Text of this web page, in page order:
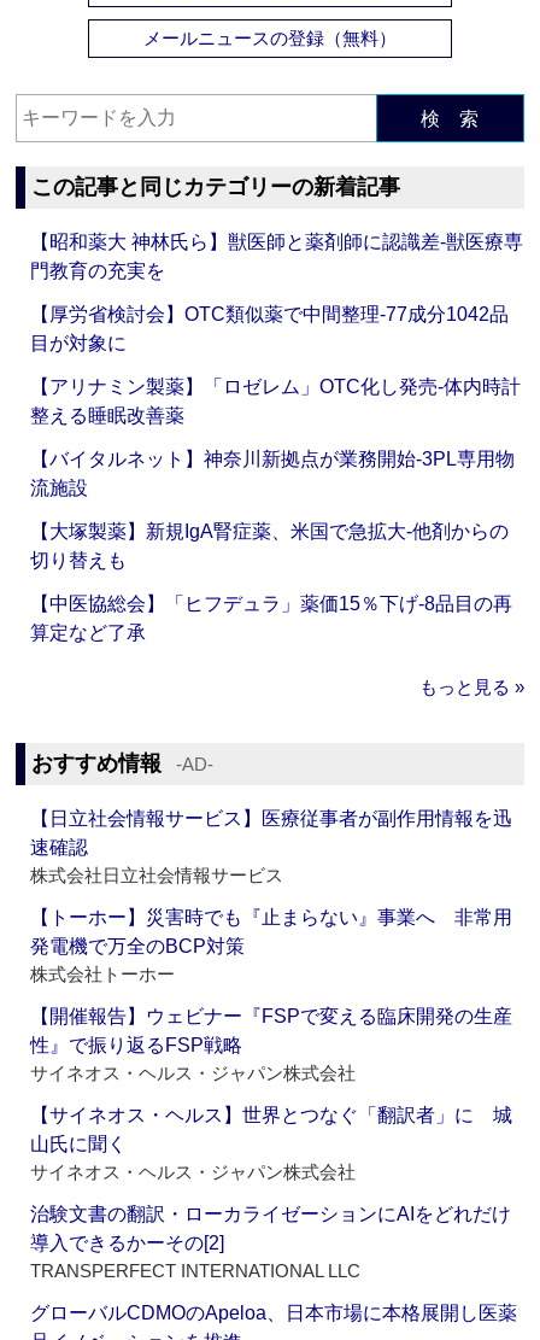
メールニュースの登録（無料）
検 索
この記事と同じカテゴリーの新着記事
【昭和薬大 神林氏ら】獣医師と薬剤師に認識差‐獣医療専
門教育の充実を
【厚労省検討会】OTC類似薬で中間整理‐77成分1042品
目が対象に
【アリナミン製薬】「ロゼレム」OTC化し発売‐体内時計
整える睡眠改善薬
【バイタルネット】神奈川新拠点が業務開始‐3PL専用物
流施設
【大塚製薬】新規IgA腎症薬、米国で急拡大‐他剤からの
切り替えも
【中医協総会】「ヒフデュラ」薬価15％下げ‐8品目の再
算定など了承
もっと見る »
おすすめ情報 ‐AD‐
【日立社会情報サービス】医療従事者が副作用情報を迅
速確認
株式会社日立社会情報サービス
【トーホー】災害時でも『止まらない』事業へ 非常用
発電機で万全のBCP対策
株式会社トーホー
【開催報告】ウェビナー『FSPで変える臨床開発の生産
性』で振り返るFSP戦略
サイネオス・ヘルス・ジャパン株式会社
【サイネオス・ヘルス】世界とつなぐ「翻訳者」に 城
山氏に聞く
サイネオス・ヘルス・ジャパン株式会社
治験文書の翻訳・ローカライゼーションにAIをどれだけ
導入できるかーその[2]
TRANSPERFECT INTERNATIONAL LLC
グローバルCDMOのApeloa、日本市場に本格展開し医薬